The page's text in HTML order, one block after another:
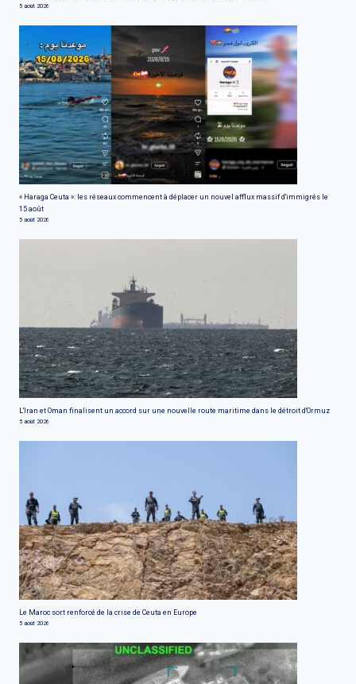
5 août 2026
« Haraga Ceuta »: les réseaux commencent à déplacer un nouvel afflux massif d'immigrés le
15 août
5 août 2026
L'Iran et Oman finalisent un accord sur une nouvelle route maritime dans le détroit d'Ormuz
5 août 2026
Le Maroc sort renforcé de la crise de Ceuta en Europe
5 août 2026